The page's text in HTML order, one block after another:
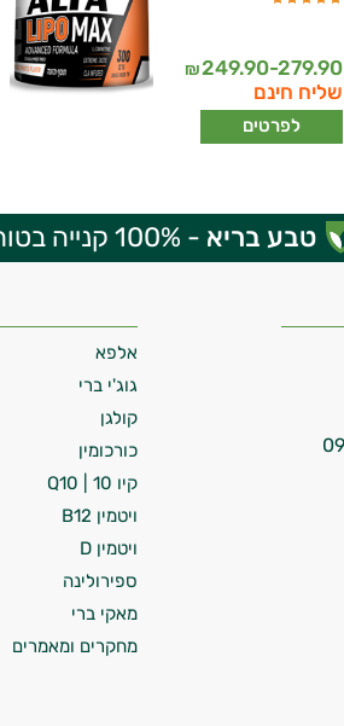
249.90-279.90
₪
שליח חינם
לפרטים
טבע בריא - 100% קנייה בטוחה
אלפא
גוג'י ברי
קולגן
כורכומין
קיו 10 | Q10
ויטמין B12
ויטמין D
ספירולינה
מאקי ברי
מחקרים ומאמרים